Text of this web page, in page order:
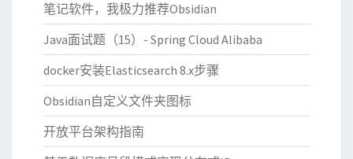
笔记软件，我极力推荐Obsidian
Java面试题（15）- Spring Cloud Alibaba
docker安装Elasticsearch 8.x步骤
Obsidian自定义文件夹图标
开放平台架构指南